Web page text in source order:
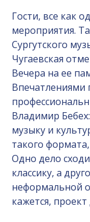
Гости, все как
мероприятия.
Сургутского
Чугаевская
Вечера на ее
Впечатлениями
Владимир
музыку и
такого
Одно дело
классику, а
неформальной
кажется,